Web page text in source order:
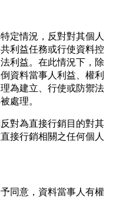
定情況，反對對其個人
利益任務或行使資料控
利益。在此情況下，除
資料當事人利益、權利
為建立、行使或防禦法
處理。
對為直接行銷目的對其
接行銷相關之任何個人
同意，資料當事人有權